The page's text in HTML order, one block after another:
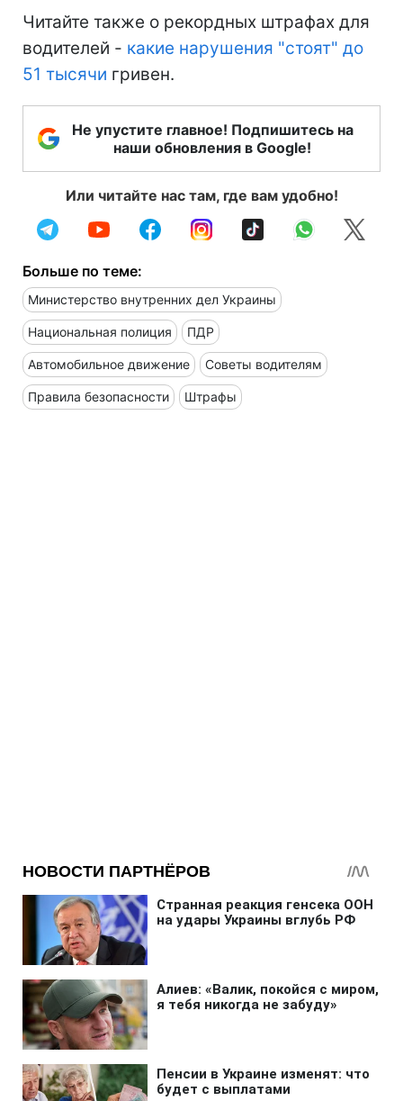
Читайте также о рекордных штрафах для
водителей - какие нарушения "стоят" до
51 тысячи гривен.
Не упустите главное! Подпишитесь на
наши обновления в Google!
Или читайте нас там, где вам удобно!
Больше по теме:
Министерство внутренних дел Украины
Национальная полиция ПДР
Автомобильное движение Советы водителям
Правила безопасности Штрафы